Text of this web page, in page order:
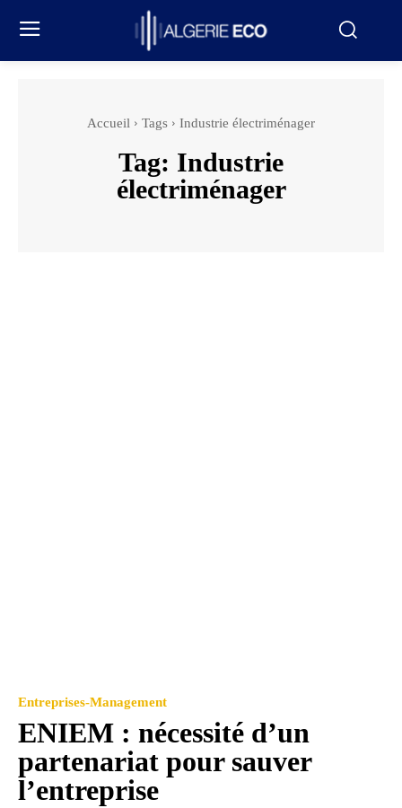
Accueil Tags Industrie électriménager
Tag: Industrie
électriménager
Entreprises-Management
ENIEM : nécessité d’un
partenariat pour sauver
l’entreprise